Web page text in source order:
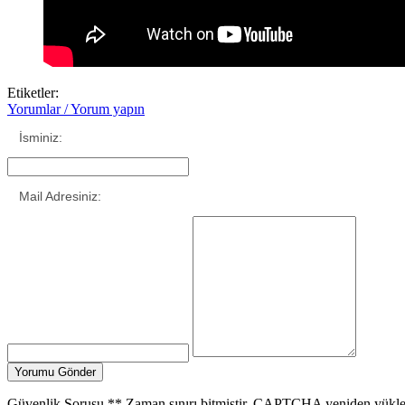
Etiketler:
Yorumlar / Yorum yapın
İsminiz:
Mail Adresiniz: